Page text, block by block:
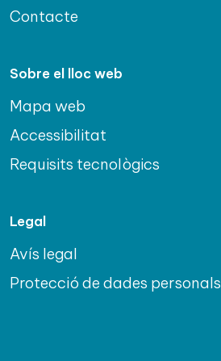
Contacte
Sobre el lloc web
Mapa web
Accessibilitat
Requisits tecnològics
Legal
Avís legal
Protecció de dades personals